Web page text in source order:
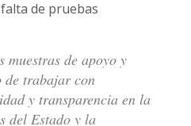
de pruebas
muestras de apoyo y
de trabajar con
y transparencia en la
del Estado y la